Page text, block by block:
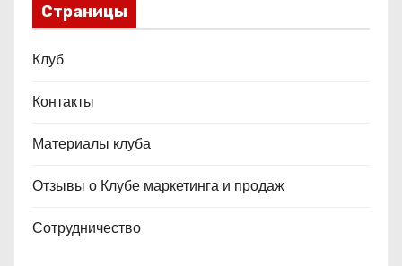
Страницы
Клуб
Контакты
Материалы клуба
Отзывы о Клубе маркетинга и продаж
Сотрудничество